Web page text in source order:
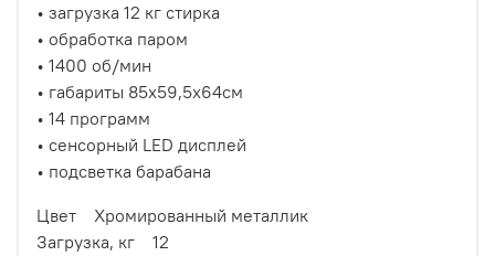
• загрузка 12 кг стирка
• обработка паром
• 1400 об/мин
• габариты 85x59,5x64см
• 14 программ
• сенсорный LED дисплей
• подсветка барабана
Цвет Хромированный металлик
Загрузка, кг 12